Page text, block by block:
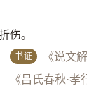
伤。
书证 《说文
《吕氏春秋·孝